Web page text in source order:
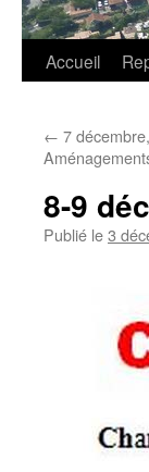
Accueil
← 7
8-9
Publié le3